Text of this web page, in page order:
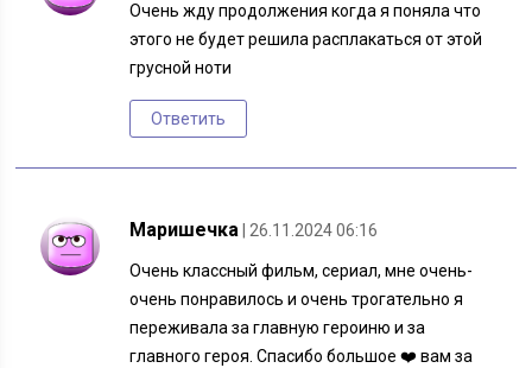
Очень жду продолжения когда я поняла что
этого не будет решила расплакаться от этой
грусной ноти
Ответить
Маришечка | 26.11.2024 06:16
Очень классный фильм, сериал, мне очень-
очень понравилось и очень трогательно я
переживала за главную героиню и за
главного героя. Спасибо большое ❤️ вам за